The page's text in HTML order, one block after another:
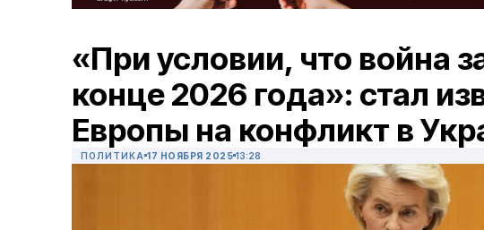
«При условии, что война
конце 2026 года»: стал
Европы на конфликт в
ПОЛИТИКА 17 НОЯБРЯ 2025 13:28